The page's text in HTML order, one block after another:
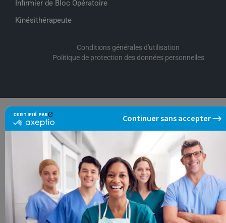
Infirmier de Bloc Opératoire
Kinésithérapeute
Conditions générales d'utilisation
-
Politique de protection des données personnelles